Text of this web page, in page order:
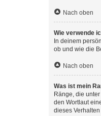
Nach oben
Wie verwende
In deinem
ob und wie die
Nach oben
Was ist mein
Ränge, die
den Wortlaut
dieses